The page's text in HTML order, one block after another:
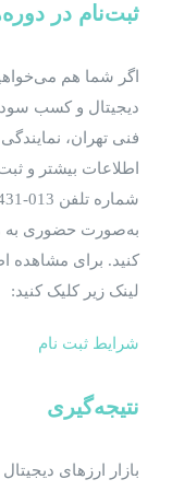
ثبت‌نام در
اگر شما هم
دیجیتال و کسب سود
فنی تهران،
اطلاعات بیشتر و
به‌صورت حضوری به
کنید. برای مشاهده
لینک زیر کلیک کنید:
شرایط ثبت نام
نتیجه‌گیری
بازار ارزهای